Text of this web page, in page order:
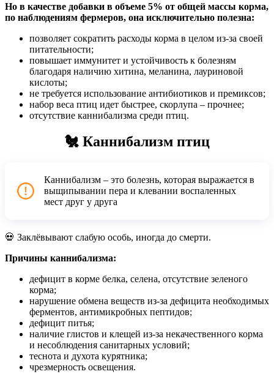
Но в качестве добавки в объеме 5% от общей массы корма,
по наблюдениям фермеров, она исключительно полезна:
позволяет сократить расходы корма в целом из-за своей
питательности;
повышает иммунитет и устойчивость к болезням
благодаря наличию хитина, меланина, лауриновой
кислоты;
не требуется использование антибиотиков и премиксов;
набор веса птиц идет быстрее, скорлупа – прочнее;
отсутствие каннибализма среди птиц.
🐔 Каннибализм птиц
Каннибализм – это болезнь, которая выражается в
выщипывании пера и клевании воспаленных
мест друг у друга
💀 Заклёвывают слабую особь, иногда до смерти.
Причины каннибализма:
дефицит в корме белка, селена, отсутствие зеленого
корма;
нарушение обмена веществ из-за дефицита необходимых
ферментов, антимикробных пептидов;
дефицит питья;
наличие глистов и клещей из-за некачественного корма
и несоблюдения санитарных условий;
теснота и духота курятника;
чрезмерность освещения.